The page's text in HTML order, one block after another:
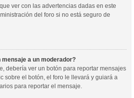
ver con las advertencias dadas en este
del foro si no está seguro de
a un moderador?
debería ver un botón para reportar mensajes
sobre el botón, el foro le llevará y guiará a
para reportar el mensaje.